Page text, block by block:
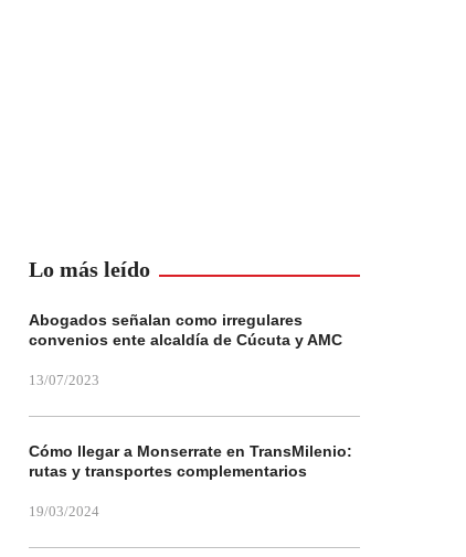
Lo más leído
Abogados señalan como irregulares
convenios ente alcaldía de Cúcuta y AMC
13/07/2023
Cómo llegar a Monserrate en TransMilenio:
rutas y transportes complementarios
19/03/2024